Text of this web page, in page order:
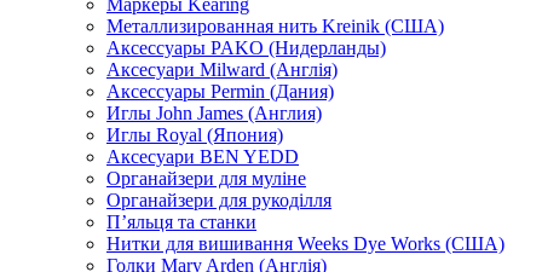
Металлизированная нить Kreinik (США)
Аксессуары PAKO (Нидерланды)
Аксесуари Milward (Англія)
Аксессуары Permin (Дания)
Иглы John James (Англия)
Иглы Royal (Япония)
Аксесуари BEN YEDD
Органайзери для муліне
Органайзери для рукоділля
П’яльця та станки
Нитки для вишивання Weeks Dye Works (США)
Голки Mary Arden (Англія)